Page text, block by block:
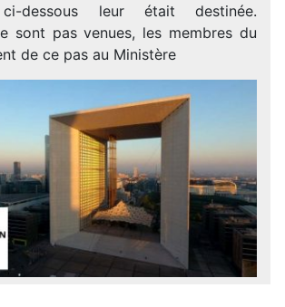
dessous leur était destinée.
sont pas venues, les membres du
de ce pas au Ministère